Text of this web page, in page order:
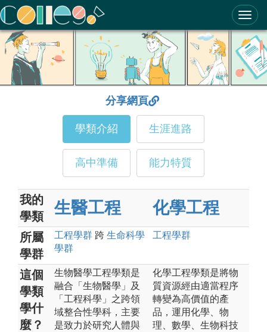
ColleGo! 大學選才與高中育才輔助系統
分享網頁
學類介紹 生涯進路
高中準備 能力特質
我的
學類
生醫工程 化學工程
所屬
學群
工程學群 跨 生命科學
學群
工程學群
這個
學類
學什
麼？
生物醫學工程學類是
融合「生物醫學」及
「工程科學」之跨領
域整合性學科，主要
是致力於研究人體與
化學工程學類是將物
質資源經由適當程序
轉變為高價值的產
品，運用化學、物
理、數學、生物科技